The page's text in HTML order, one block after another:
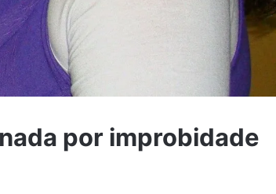
por improbidade